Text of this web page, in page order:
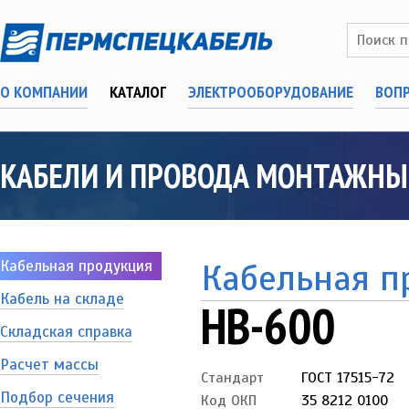
О КОМПАНИИ КАТАЛОГ ЭЛЕКТРООБОРУДОВАНИЕ
КАБЕЛИ И ПРОВОДА
Кабельная продукция
Кабель на складе
Складская справка
Расчет массы
Подбор сечения
Кабельная
НВ-600
Стандарт
ГОСТ 17515-72
Код ОКП
35 8212 0100